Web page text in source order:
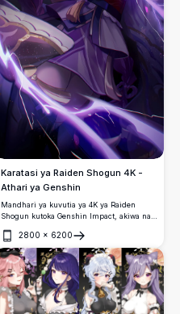
Karatasi ya Raiden Shogun 4K -
Athari ya Genshin
Mandhari ya kuvutia ya 4K ya Raiden
Shogun kutoka Genshin Impact, akiwa na
katana yake ya kielektroniki na nishati kali
ya umeme ya zambarau.
2800 × 6200
Fungua